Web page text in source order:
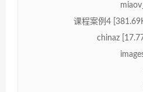
课程案例4
chinaz